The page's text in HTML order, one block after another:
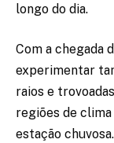
longo do dia.
Com a chegada
experimentar
raios e
regiões de
estação